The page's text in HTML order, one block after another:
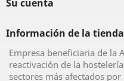
Su cuenta
Información de la tienda
Empresa beneficiaria de la
reactivación de la
sectores más afectados